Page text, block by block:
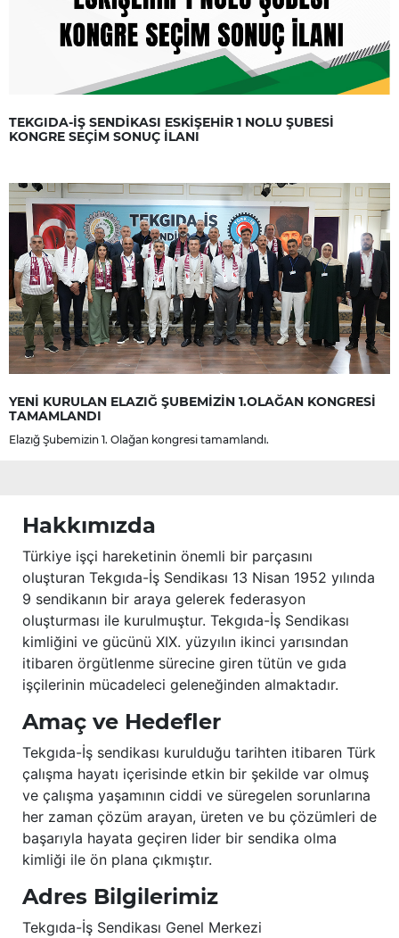
TEKGIDA-İŞ SENDİKASI ESKİŞEHİR 1 NOLU ŞUBESİ
KONGRE SEÇİM SONUÇ İLANI
YENİ KURULAN ELAZIĞ ŞUBEMİZİN 1.OLAĞAN KONGRESİ
TAMAMLANDI
Elazığ Şubemizin 1. Olağan kongresi tamamlandı.
Hakkımızda
Türkiye işçi hareketinin önemli bir parçasını
oluşturan Tekgıda-İş Sendikası 13 Nisan 1952 yılında
9 sendikanın bir araya gelerek federasyon
oluşturması ile kurulmuştur. Tekgıda-İş Sendikası
kimliğini ve gücünü XIX. yüzyılın ikinci yarısından
itibaren örgütlenme sürecine giren tütün ve gıda
işçilerinin mücadeleci geleneğinden almaktadır.
Amaç ve Hedefler
Tekgıda-İş sendikası kurulduğu tarihten itibaren Türk
çalışma hayatı içerisinde etkin bir şekilde var olmuş
ve çalışma yaşamının ciddi ve süregelen sorunlarına
her zaman çözüm arayan, üreten ve bu çözümleri de
başarıyla hayata geçiren lider bir sendika olma
kimliği ile ön plana çıkmıştır.
Adres Bilgilerimiz
Tekgıda-İş Sendikası Genel Merkezi